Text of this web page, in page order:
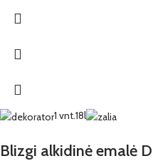
1 vnt.18l
Blizgi alkidinė emalė